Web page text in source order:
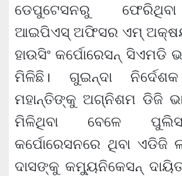
ଡେପୁଟେସନରୁ
ଆଇପିଏସ୍ ଅଫିସର ଏମ୍
ହାଉସିଂ କର୍ପୋରେସନ୍ ସିଏମଡି
ମିଳିଛି। ଗୁଇନ୍ଦା
ମହାନ୍ତିଙ୍କୁ ଅଗ୍ନିଶମ ଡିଜି
ମିଳିଥିବା ବେଳେ
କର୍ପୋରେସନରେ ଥିବା ଏଡିଜି
ଦାସଙ୍କୁ କମ୍ୟୁନିକେସନ୍